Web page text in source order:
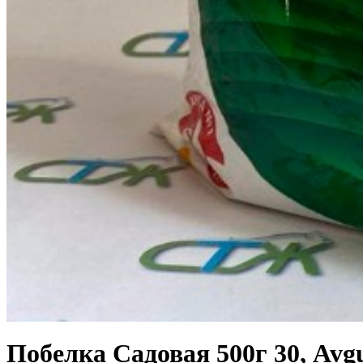
Побелка Садовая 500г 30,